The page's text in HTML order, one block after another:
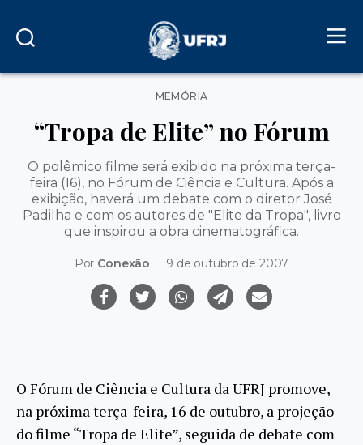
Categorias
MEMÓRIA
“Tropa de Elite” no Fórum
O polêmico filme será exibido na próxima terça-
feira (16), no Fórum de Ciência e Cultura. Após a
exibição, haverá um debate com o diretor José
Padilha e com os autores de "Elite da Tropa", livro
que inspirou a obra cinematográfica.
Por Conexão 9 de outubro de 2007
O Fórum de Ciência e Cultura da UFRJ promove,
na próxima terça-feira, 16 de outubro, a projeção
do filme “Tropa de Elite”, seguida de debate com